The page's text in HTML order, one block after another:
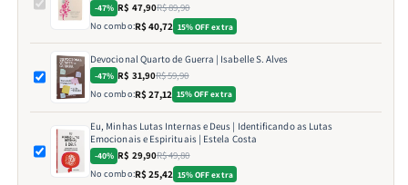
-47% R$ 47,90R$ 89,90
No combo:R$ 40,72 15% OFF extra
Devocional Quarto de Guerra | Isabelle S. Alves
-47% R$ 31,90R$ 59,90
No combo:R$ 27,12 15% OFF extra
Eu, Minhas Lutas Internas e Deus | Identificando as Lutas
Emocionais e Espirituais | Estela Costa
-40% R$ 29,90R$ 49,80
No combo:R$ 25,42 15% OFF extra